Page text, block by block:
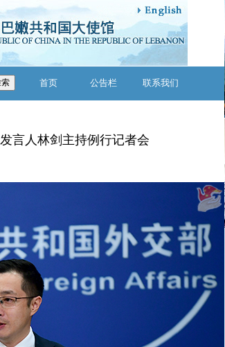
首页 公告栏 联系我们
言人林剑主持例行记者会